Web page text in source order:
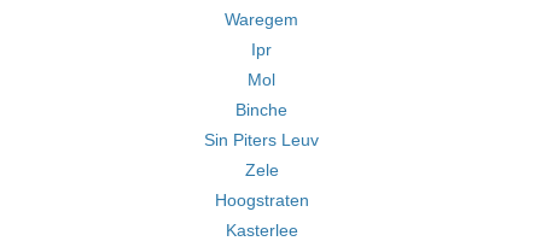
Waregem
Ipr
Mol
Binche
Sin Piters Leuv
Zele
Hoogstraten
Kasterlee